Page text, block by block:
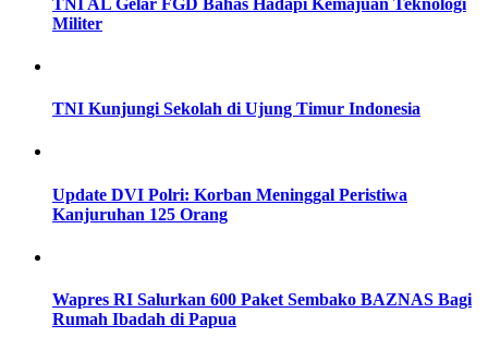
Militer
TNI Kunjungi Sekolah di Ujung Timur Indonesia
Update DVI Polri: Korban Meninggal Peristiwa
Kanjuruhan 125 Orang
Wapres RI Salurkan 600 Paket Sembako BAZNAS Bagi
Rumah Ibadah di Papua